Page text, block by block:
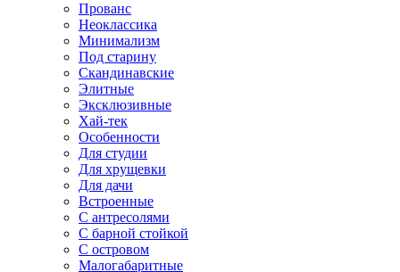
Прованс
Неоклассика
Минимализм
Под старину
Скандинавские
Элитные
Эксклюзивные
Хай-тек
Особенности
Для студии
Для хрущевки
Для дачи
Встроенные
С антресолями
С барной стойкой
С островом
Малогабаритные